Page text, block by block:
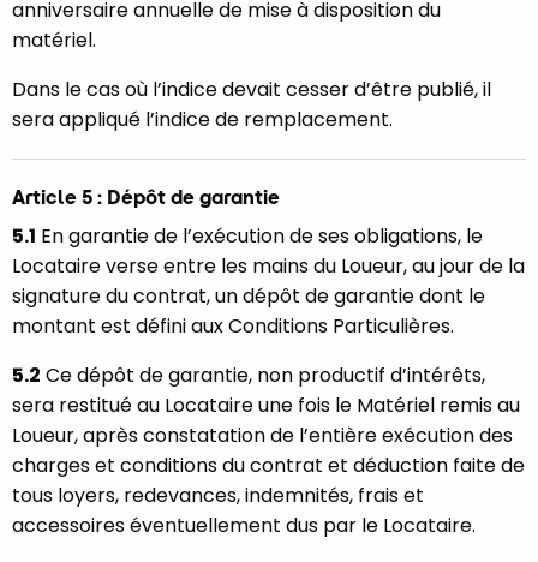
anniversaire annuelle de mise à disposition du
matériel.
Dans le cas où l’indice devait cesser d’être publié, il
sera appliqué l’indice de remplacement.
Article 5 : Dépôt de garantie
5.1 En garantie de l’exécution de ses obligations, le
Locataire verse entre les mains du Loueur, au jour de la
signature du contrat, un dépôt de garantie dont le
montant est défini aux Conditions Particulières.
5.2 Ce dépôt de garantie, non productif d’intérêts,
sera restitué au Locataire une fois le Matériel remis au
Loueur, après constatation de l’entière exécution des
charges et conditions du contrat et déduction faite de
tous loyers, redevances, indemnités, frais et
accessoires éventuellement dus par le Locataire.